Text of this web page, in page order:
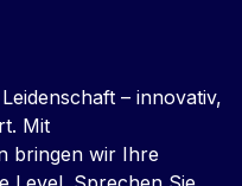
– innovativ,
Mit
bringen wir Ihre